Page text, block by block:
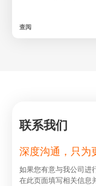
查阅
联系我们
深度沟通，只为
如果您有意与我公司进
在此⻚⾯填写相关信息